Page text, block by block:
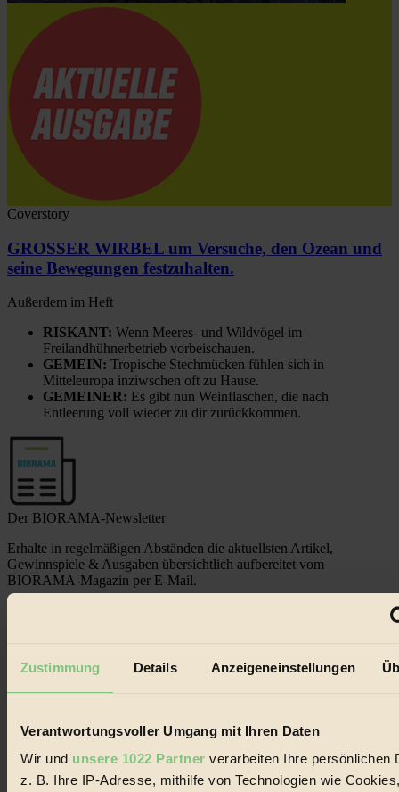
Zustimmung Details Anzeigeneinstellungen
Verantwortungsvoller Umgang mit Ihren Daten
Wir und unsere 1022 Partner verarbeiten Ihre persönlichen
z. B. Ihre IP-Adresse, mithilfe von Technologien wie
Coverstory
GROSSER WIRBEL um Versuche, den Ozean und
seine Bewegungen festzuhalten.
Außerdem im Heft
RISKANT: Wenn Meeres- und Wildvögel im
Freilandhühnerbetrieb vorbeischauen.
GEMEIN: Tropische Stechmücken fühlen sich in
Mitteleuropa inziwschen oft zu Hause.
GEMEINER: Es gibt nun Weinflaschen, die nach
Entleerung voll wieder zu dir zurückkommen.
Der BIORAMA-Newsletter
Erhalte in regelmäßigen Abständen die aktuellsten Artikel,
Gewinnspiele & Ausgaben übersichtlich aufbereitet vom
BIORAMA-Magazin per E-Mail.
© 2026 Biorama GmbH